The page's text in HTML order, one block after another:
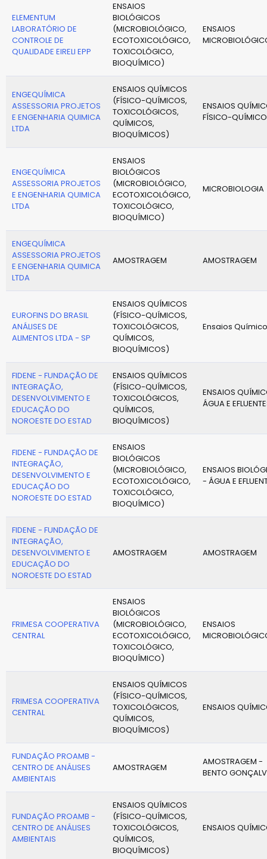
ELEMENTUM
LABORATÓRIO DE
CONTROLE DE
QUALIDADE EIRELI EPP
ENSAIOS
BIOLÓGICOS
(MICROBIOLÓGICO,
ECOTOXICOLÓGICO,
TOXICOLÓGICO,
BIOQUÍMICO)
ENSAIOS
ENGEQUÍMICA
ASSESSORIA PROJETOS
E ENGENHARIA QUIMICA
LTDA
ENSAIOS QUÍMICOS
(FÍSICO-QUÍMICOS,
TOXICOLÓGICOS,
QUÍMICOS,
BIOQUÍMICOS)
ENSAIOS
FÍSICO-
ENGEQUÍMICA
ASSESSORIA PROJETOS
E ENGENHARIA QUIMICA
LTDA
ENSAIOS
BIOLÓGICOS
(MICROBIOLÓGICO,
ECOTOXICOLÓGICO,
TOXICOLÓGICO,
BIOQUÍMICO)
MICROBIOLOGIA
ENGEQUÍMICA
ASSESSORIA PROJETOS
E ENGENHARIA QUIMICA
LTDA
AMOSTRAGEM AMOSTRAGEM
EUROFINS DO BRASIL
ANÁLISES DE
ALIMENTOS LTDA - SP
ENSAIOS QUÍMICOS
(FÍSICO-QUÍMICOS,
TOXICOLÓGICOS,
QUÍMICOS,
BIOQUÍMICOS)
Ensaios
FIDENE - FUNDAÇÃO DE
INTEGRAÇÃO,
DESENVOLVIMENTO E
EDUCAÇÃO DO
NOROESTE DO ESTAD
ENSAIOS QUÍMICOS
(FÍSICO-QUÍMICOS,
TOXICOLÓGICOS,
QUÍMICOS,
BIOQUÍMICOS)
ENSAIOS
ÁGUA E
FIDENE - FUNDAÇÃO DE
INTEGRAÇÃO,
DESENVOLVIMENTO E
EDUCAÇÃO DO
NOROESTE DO ESTAD
ENSAIOS
BIOLÓGICOS
(MICROBIOLÓGICO,
ECOTOXICOLÓGICO,
TOXICOLÓGICO,
BIOQUÍMICO)
ENSAIOS
- ÁGUA E
FIDENE - FUNDAÇÃO DE
INTEGRAÇÃO,
DESENVOLVIMENTO E
EDUCAÇÃO DO
NOROESTE DO ESTAD
AMOSTRAGEM AMOSTRAGEM
FRIMESA COOPERATIVA
CENTRAL
ENSAIOS
BIOLÓGICOS
(MICROBIOLÓGICO,
ECOTOXICOLÓGICO,
TOXICOLÓGICO,
BIOQUÍMICO)
ENSAIOS
FRIMESA COOPERATIVA
CENTRAL
ENSAIOS QUÍMICOS
(FÍSICO-QUÍMICOS,
TOXICOLÓGICOS,
QUÍMICOS,
BIOQUÍMICOS)
ENSAIOS
FUNDAÇÃO PROAMB -
CENTRO DE ANÁLISES
AMBIENTAIS
AMOSTRAGEM
AMOSTRAGEM -
BENTO
FUNDAÇÃO PROAMB -
CENTRO DE ANÁLISES
AMBIENTAIS
ENSAIOS QUÍMICOS
(FÍSICO-QUÍMICOS,
TOXICOLÓGICOS,
QUÍMICOS,
BIOQUÍMICOS)
ENSAIOS